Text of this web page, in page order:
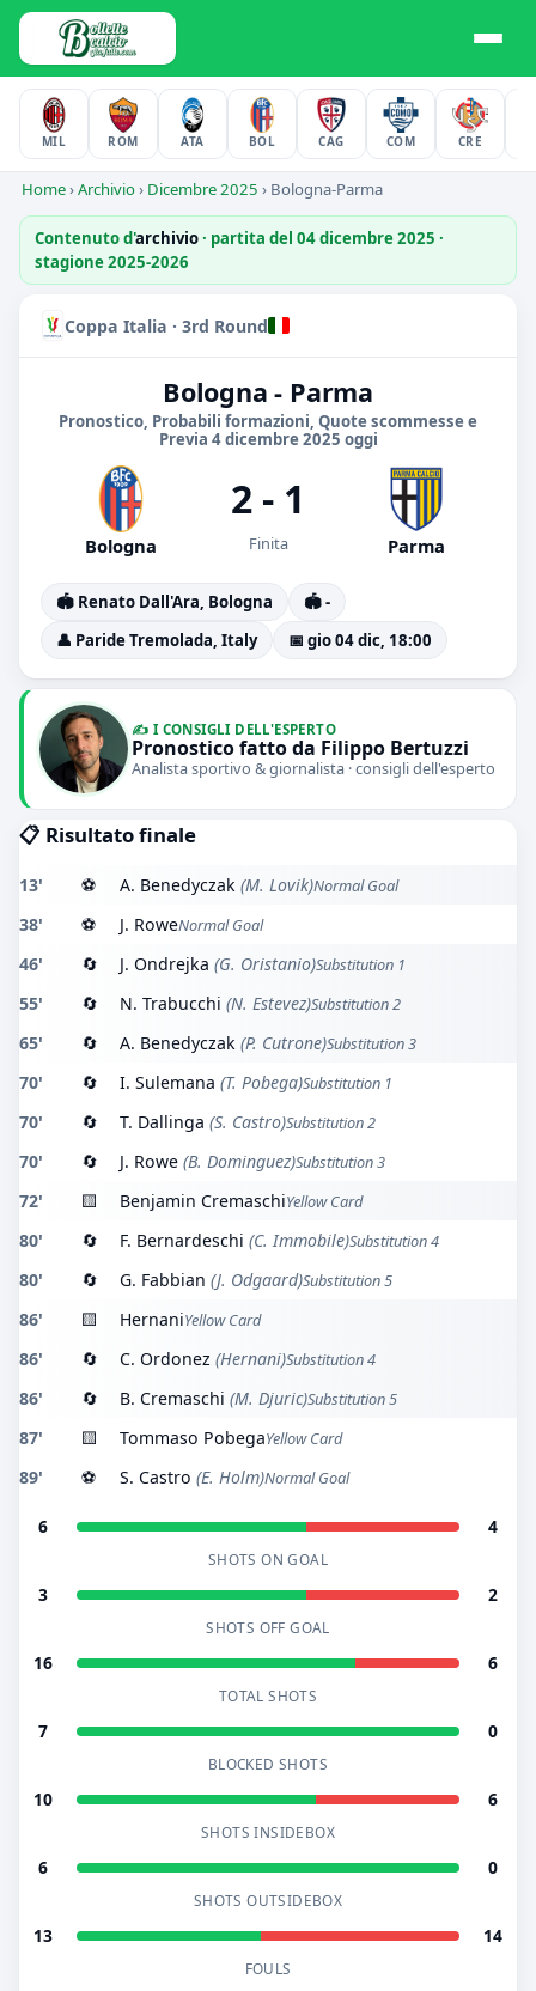
MIL ROM ATA BOL CAG COM CRE
Home›Archivio› Dicembre 2025 › Bologna-Parma
Contenuto d'archivio· partita del 04 dicembre 2025 ·
stagione 2025-2026
Coppa Italia · 3rd Round
Bologna - Parma
Pronostico, Probabili formazioni, Quote scommesse e
Previa 4 dicembre 2025 oggi
Bologna
2 - 1
Finita Parma
🏟️ Renato Dall'Ara, Bologna
🏟️ -
👤 Paride Tremolada, Italy
📅 gio 04 dic, 18:00
✍️ I CONSIGLI DELL'ESPERTO
Pronostico fatto da Filippo Bertuzzi
Analista sportivo & giornalista · consigli dell'esperto
📋 Risultato finale
13' ⚽ A. Benedyczak (M. Lovik)Normal Goal
38' ⚽ J. RoweNormal Goal
46' 🔄 J. Ondrejka (G. Oristanio)Substitution 1
55' 🔄 N. Trabucchi (N. Estevez)Substitution 2
65' 🔄 A. Benedyczak (P. Cutrone)Substitution 3
70' 🔄 I. Sulemana (T. Pobega)Substitution 1
70' 🔄 T. Dallinga (S. Castro)Substitution 2
70' 🔄 J. Rowe (B. Dominguez)Substitution 3
72' 🟨 Benjamin CremaschiYellow Card
80' 🔄 F. Bernardeschi (C. Immobile)Substitution 4
80' 🔄 G. Fabbian (J. Odgaard)Substitution 5
86' 🟨 HernaniYellow Card
86' 🔄 C. Ordonez (Hernani)Substitution 4
86' 🔄 B. Cremaschi (M. Djuric)Substitution 5
87' 🟨 Tommaso PobegaYellow Card
89' ⚽ S. Castro (E. Holm)Normal Goal
6 4
SHOTS ON GOAL
3 2
SHOTS OFF GOAL
16 6
TOTAL SHOTS
7 0
BLOCKED SHOTS
10 6
SHOTS INSIDEBOX
6 0
SHOTS OUTSIDEBOX
13 14
FOULS